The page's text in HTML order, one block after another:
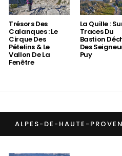
Trésors Des
Calanques : Le
Cirque Des
Pételins & Le
Vallon De La
Fenêtre
La Quille :
Traces Du
Bastion
Des
Puy
ALPES-DE-HAUTE-